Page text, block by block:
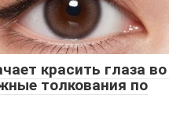
красить глаза
толкования по